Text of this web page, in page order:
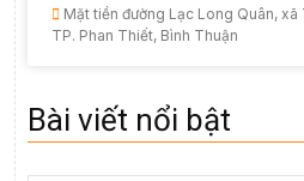
Mặt tiền đường Lạc Long Quân, xã
TP. Phan Thiết, Bình Thuận
Bài viết nổi bật